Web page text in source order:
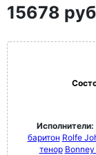
15678
Исполнители:
баритон Rolfe
тенор